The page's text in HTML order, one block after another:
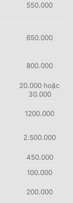
550.000
650.000
800.000
20.000 hoặc
30.000
1200.000
2.500.000
450.000
100.000
200.000